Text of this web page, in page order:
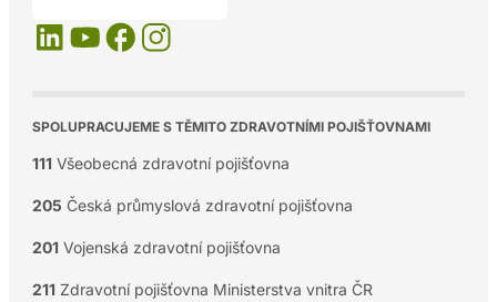
SPOLUPRACUJEME S TĚMITO ZDRAVOTNÍMI POJIŠŤOVNAMI
111 Všeobecná zdravotní pojišťovna
205 Česká průmyslová zdravotní pojišťovna
201 Vojenská zdravotní pojišťovna
211 Zdravotní pojišťovna Ministerstva vnitra ČR